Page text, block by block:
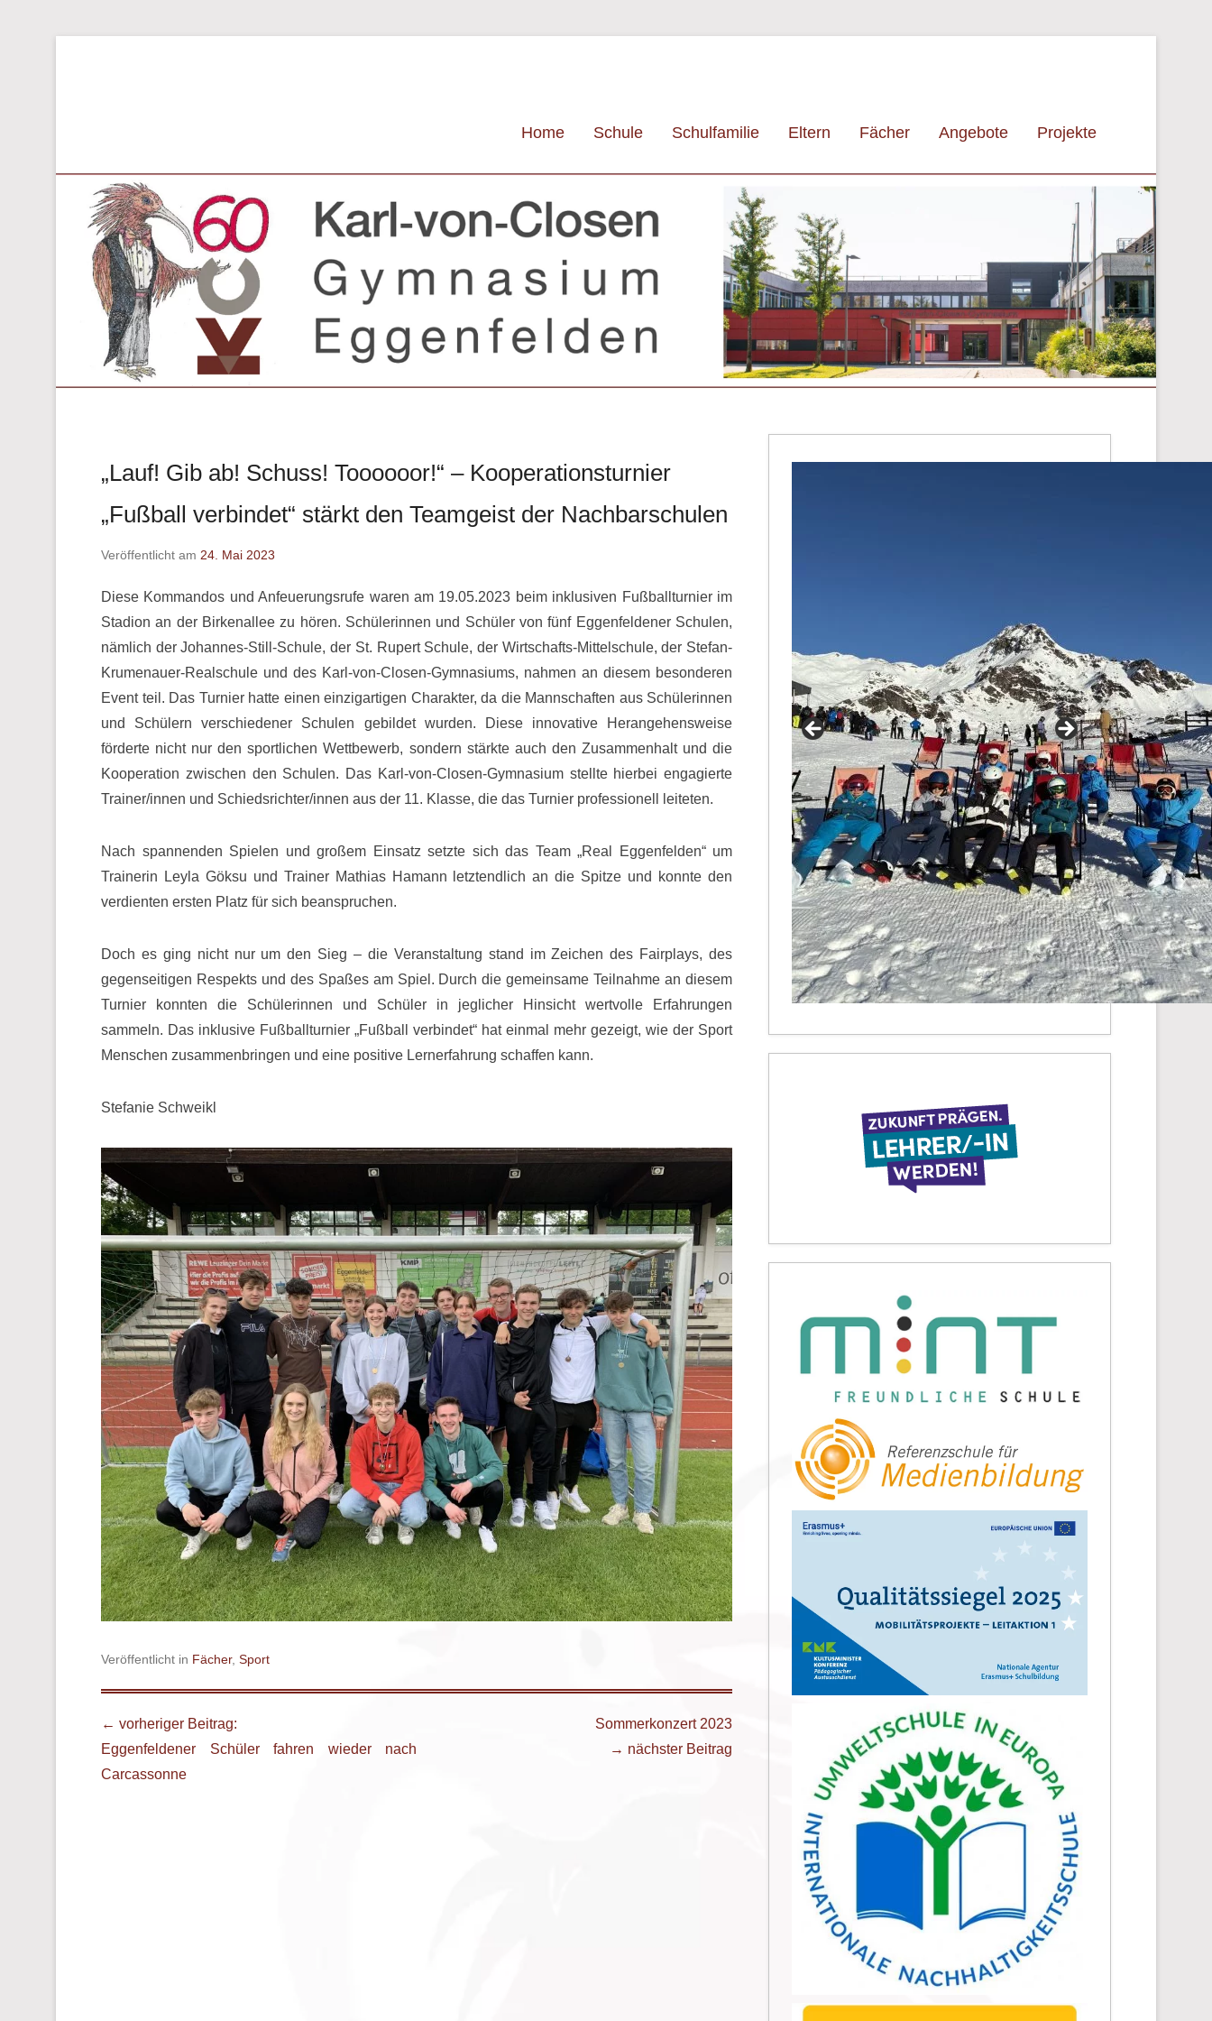
Primäres Menü
Zum Inhalt wechseln
Home Schule Schulfamilie Eltern Fächer Angebote Projekte
„Lauf! Gib ab! Schuss! Toooooor!“ – Kooperationsturnier
„Fußball verbindet“ stärkt den Teamgeist der Nachbarschulen
Veröffentlicht am 24. Mai 2023
Diese Kommandos und Anfeuerungsrufe waren am 19.05.2023 beim inklusiven Fußballturnier im
Stadion an der Birkenallee zu hören. Schülerinnen und Schüler von fünf Eggenfeldener Schulen,
nämlich der Johannes-Still-Schule, der St. Rupert Schule, der Wirtschafts-Mittelschule, der Stefan-
Krumenauer-Realschule und des Karl-von-Closen-Gymnasiums, nahmen an diesem besonderen
Event teil. Das Turnier hatte einen einzigartigen Charakter, da die Mannschaften aus Schülerinnen
und Schülern verschiedener Schulen gebildet wurden. Diese innovative Herangehensweise
förderte nicht nur den sportlichen Wettbewerb, sondern stärkte auch den Zusammenhalt und die
Kooperation zwischen den Schulen. Das Karl-von-Closen-Gymnasium stellte hierbei engagierte
Trainer/innen und Schiedsrichter/innen aus der 11. Klasse, die das Turnier professionell leiteten.
Nach spannenden Spielen und großem Einsatz setzte sich das Team „Real Eggenfelden“ um
Trainerin Leyla Göksu und Trainer Mathias Hamann letztendlich an die Spitze und konnte den
verdienten ersten Platz für sich beanspruchen.
Doch es ging nicht nur um den Sieg – die Veranstaltung stand im Zeichen des Fairplays, des
gegenseitigen Respekts und des Spaßes am Spiel. Durch die gemeinsame Teilnahme an diesem
Turnier konnten die Schülerinnen und Schüler in jeglicher Hinsicht wertvolle Erfahrungen
sammeln. Das inklusive Fußballturnier „Fußball verbindet“ hat einmal mehr gezeigt, wie der Sport
Menschen zusammenbringen und eine positive Lernerfahrung schaffen kann.
Stefanie Schweikl
Veröffentlicht in Fächer, Sport
Beitrags Übersicht
← vorheriger Beitrag:
Eggenfeldener Schüler fahren wieder nach
Carcassonne
Sommerkonzert 2023
→ nächster Beitrag